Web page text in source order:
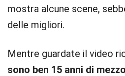
mostra alcune scene,
delle migliori.
Mentre guardate il video
sono ben 15 anni di mezzo